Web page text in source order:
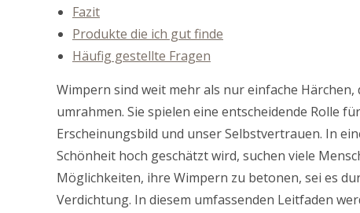
Fazit
Produkte die ich gut finde
Häufig gestellte Fragen
Wimpern sind weit mehr als nur einfache Härchen,
umrahmen. Sie spielen eine entscheidende Rolle
Erscheinungsbild und unser Selbstvertrauen. In
Schönheit hoch geschätzt wird, suchen viele
Möglichkeiten, ihre Wimpern zu betonen, sei es
Verdichtung. In diesem umfassenden Leitfaden